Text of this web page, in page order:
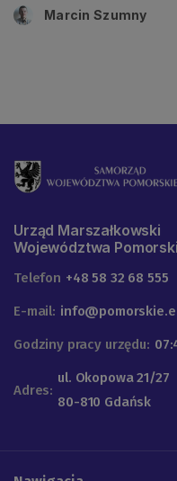
Marcin Szumny
Urząd Marszałkowski
Województwa
Telefon +48 58 32 68 555
E-mail:
Godziny pracy urzędu:
Adres:
ul. Okopowa 21/27
80-810 Gdańsk